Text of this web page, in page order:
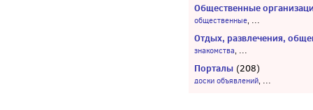
Общественные
общественные, ...
Отдых, развлечения,
знакомства, ...
Порталы (208)
доски объявлений, ...